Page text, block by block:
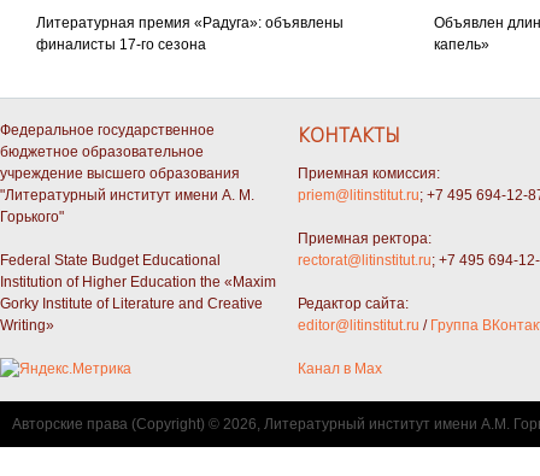
Литературная премия «Радуга»: объявлены
финалисты 17-го сезона
Объявлен
капель»
Федеральное государственное
бюджетное образовательное
учреждение высшего образования
"Литературный институт имени А. М.
Горького"
Federal State Budget Educational
Institution of Higher Education the «Maxim
Gorky Institute of Literature and Creative
Writing»
КОНТАКТЫ
Приемная комиссия:
priem@litinstitut.ru; +7 495 694-12-
Приемная ректора:
rectorat@litinstitut.ru; +7 495 694-
Редактор сайта:
editor@litinstitut.ru / Группа
Канал в Max
Авторские права (Copyright) © 2026, Литературный институт имени А.М.